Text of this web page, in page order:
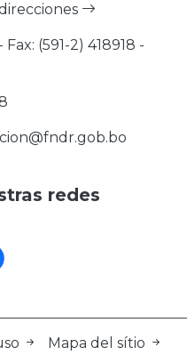
(591-2) 418918 -
redes
Mapa del sítio